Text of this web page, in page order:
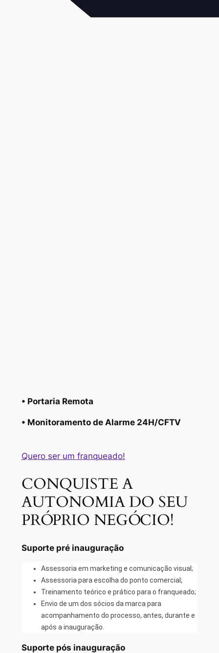
• Portaria Remota
• Monitoramento de Alarme 24H/CFTV
Quero ser um franqueado!
CONQUISTE A
AUTONOMIA DO SEU
PRÓPRIO NEGÓCIO!
Suporte pré inauguração
Assessoria em marketing e comunicação visual;
Assessoria para escolha do ponto comercial;
Treinamento teórico e prático para o franqueado;
Envio de um dos sócios da marca para
acompanhamento do processo, antes, durante e
após a inauguração.
Suporte pós inauguração